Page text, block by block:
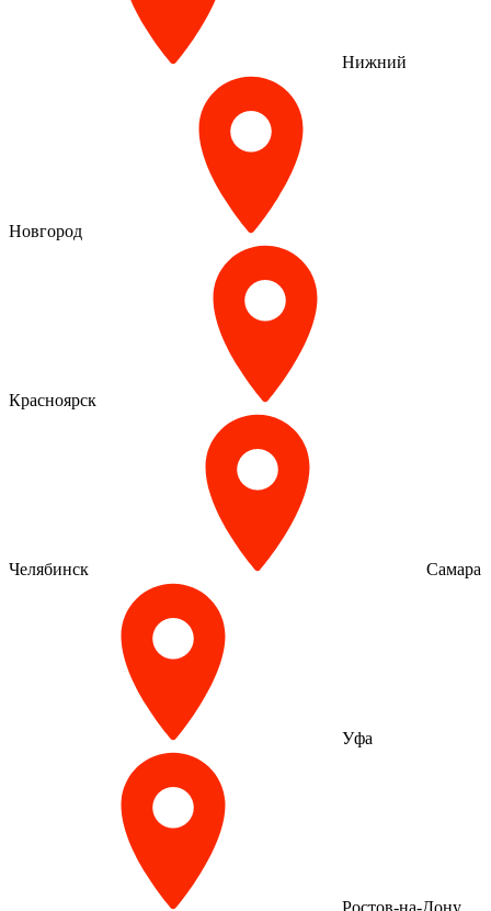
Нижний
Новгород
Красноярск
Челябинск Самара
Уфа
Ростов-на-Дону